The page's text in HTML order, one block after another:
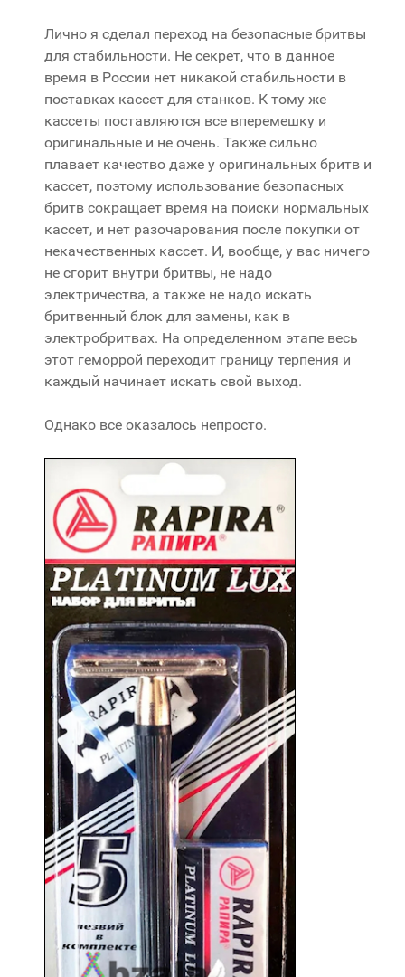
Лично я сделал переход на безопасные бритвы
для стабильности. Не секрет, что в данное
время в России нет никакой стабильности в
поставках кассет для станков. К тому же
кассеты поставляются все вперемешку и
оригинальные и не очень. Также сильно
плавает качество даже у оригинальных бритв и
кассет, поэтому использование безопасных
бритв сокращает время на поиски нормальных
кассет, и нет разочарования после покупки от
некачественных кассет. И, вообще, у вас ничего
не сгорит внутри бритвы, не надо
электричества, а также не надо искать
бритвенный блок для замены, как в
электробритвах. На определенном этапе весь
этот геморрой переходит границу терпения и
каждый начинает искать свой выход.
Однако все оказалось непросто.